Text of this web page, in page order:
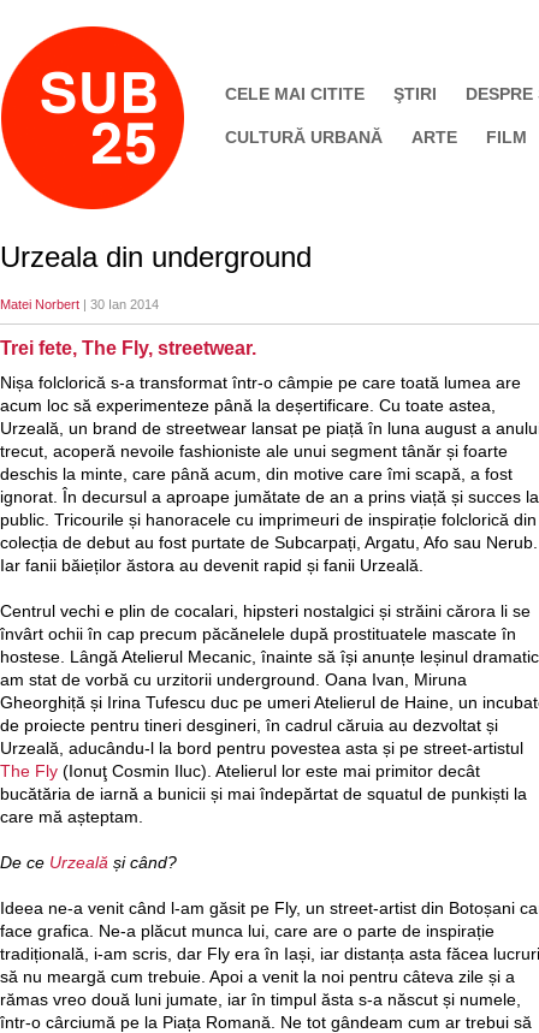
CELE MAI CITITE ŞTIRI DESPRE
CULTURĂ URBANĂ ARTE FILM
Urzeala din underground
Matei Norbert | 30 Ian 2014
Trei fete, The Fly, streetwear.
Nișa folclorică s-a transformat într-o câmpie pe care toată lumea are
acum loc să experimenteze până la deșertificare. Cu toate astea,
Urzeală, un brand de streetwear lansat pe piață în luna august a
trecut, acoperă nevoile fashioniste ale unui segment tânăr și foarte
deschis la minte, care până acum, din motive care îmi scapă, a fost
ignorat. În decursul a aproape jumătate de an a prins viață și succes la
public. Tricourile și hanoracele cu imprimeuri de inspirație folclorică din
colecția de debut au fost purtate de Subcarpați, Argatu, Afo sau Nerub.
Iar fanii băieților ăstora au devenit rapid și fanii Urzeală.
Centrul vechi e plin de cocalari, hipsteri nostalgici și străini cărora li se
învârt ochii în cap precum păcănelele după prostituatele mascate în
hostese. Lângă Atelierul Mecanic, înainte să își anunțe leșinul
am stat de vorbă cu urzitorii underground. Oana Ivan, Miruna
Gheorghiță și Irina Tufescu duc pe umeri Atelierul de Haine, un
de proiecte pentru tineri desgineri, în cadrul căruia au dezvoltat și
Urzeală, aducându-l la bord pentru povestea asta și pe street-artistul
The Fly (Ionuţ Cosmin Iluc). Atelierul lor este mai primitor decât
bucătăria de iarnă a bunicii și mai îndepărtat de squatul de punkiști la
care mă așteptam.
De ce Urzeală și când?
Ideea ne-a venit când l-am găsit pe Fly, un street-artist din Botoșani
face grafica. Ne-a plăcut munca lui, care are o parte de inspirație
tradițională, i-am scris, dar Fly era în Iași, iar distanța asta făcea
să nu meargă cum trebuie. Apoi a venit la noi pentru câteva zile și a
rămas vreo două luni jumate, iar în timpul ăsta s-a născut și numele,
într-o cârciumă pe la Piața Romană. Ne tot gândeam cum ar trebui să